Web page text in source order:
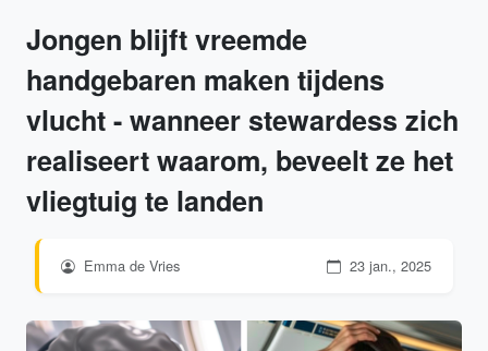
Jongen blijft vreemde
handgebaren maken tijdens
vlucht - wanneer stewardess zich
realiseert waarom, beveelt ze het
vliegtuig te landen
Emma de Vries 23 jan., 2025